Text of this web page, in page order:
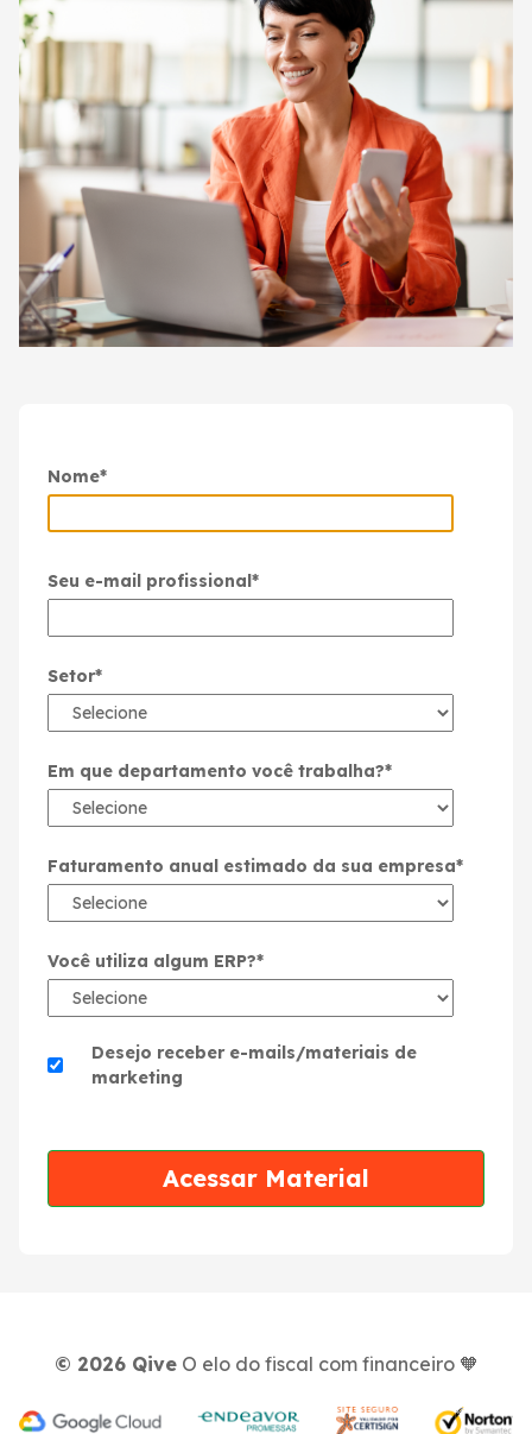
Nome*
Seu e-mail profissional*
Setor*
Em que departamento você trabalha?*
Faturamento anual estimado da sua empresa*
Você utiliza algum ERP?*
Desejo receber e-mails/materiais de
marketing
© 2026QiveO elo do fiscal com financeiro 🧡